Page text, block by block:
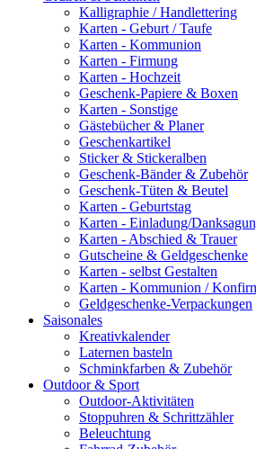
Kalligraphie / Handlettering
Karten - Geburt / Taufe
Karten - Kommunion
Karten - Firmung
Karten - Hochzeit
Geschenk-Papiere & Boxen
Karten - Sonstige
Gästebücher & Planer
Geschenkartikel
Sticker & Stickeralben
Geschenk-Bänder & Zubehör
Geschenk-Tüten & Beutel
Karten - Geburtstag
Karten - Einladung/
Karten - Abschied & Trauer
Gutscheine & Geldgeschenke
Karten - selbst Gestalten
Karten - Kommunion /
Geldgeschenke-Verpackungen
Saisonales
Kreativkalender
Laternen basteln
Schminkfarben & Zubehör
Outdoor & Sport
Outdoor-Aktivitäten
Stoppuhren & Schrittzähler
Beleuchtung